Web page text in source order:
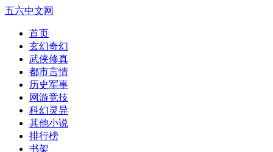
五六中文网
首页
玄幻奇幻
武侠修真
都市言情
历史军事
网游竞技
科幻灵异
其他小说
排行榜
书架